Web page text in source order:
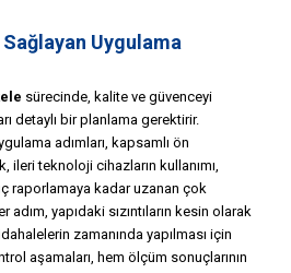
Uygulama
sürecinde, kalite ve güvenceyi
detaylı bir planlama gerektirir.
adımları, kapsamlı ön
ileri teknoloji cihazların kullanımı,
raporlamaya kadar uzanan çok
adım, yapıdaki sızıntıların kesin olarak
zamanında yapılması için
aşamaları, hem ölçüm sonuçlarının